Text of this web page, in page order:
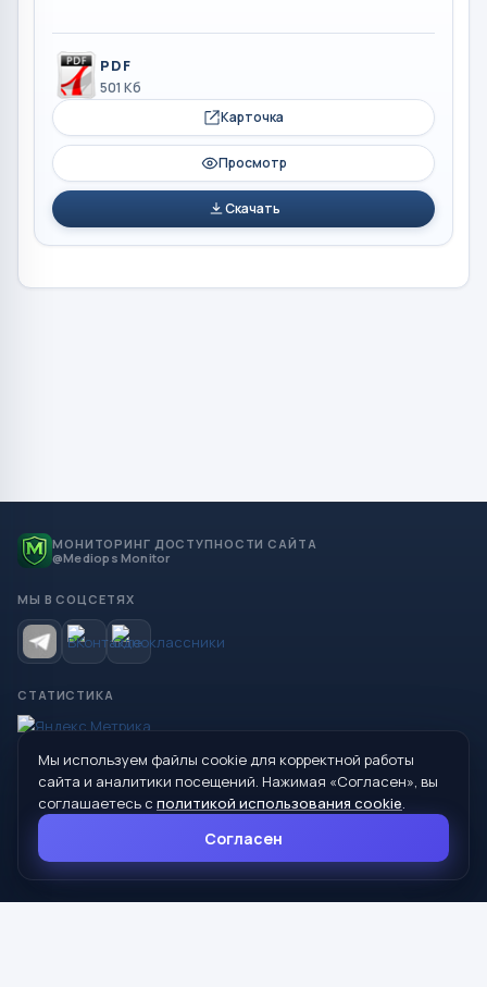
PDF
501 Кб
Карточка
Просмотр
Скачать
МОНИТОРИНГ ДОСТУПНОСТИ САЙТА
@Mediops Monitor
МЫ В СОЦСЕТЯХ
СТАТИСТИКА
© 2026 Управление образования Администрации МО
Сухой Лог
624800, Свердловская область, г. Сухой Лог, ул. Кирова, дом 7
8 (34373) 4-33-85
Мы используем файлы cookie для корректной работы
сайта и аналитики посещений. Нажимая «Согласен», вы
соглашаетесь с политикой использования cookie.
Согласен